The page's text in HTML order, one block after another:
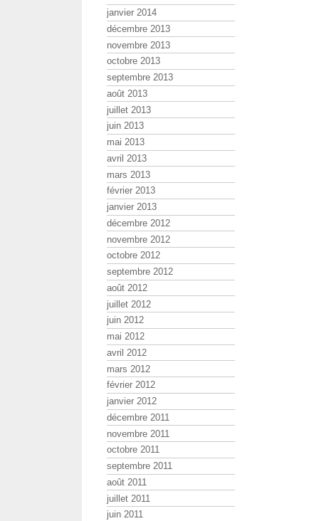
janvier 2014
décembre 2013
novembre 2013
octobre 2013
septembre 2013
août 2013
juillet 2013
juin 2013
mai 2013
avril 2013
mars 2013
février 2013
janvier 2013
décembre 2012
novembre 2012
octobre 2012
septembre 2012
août 2012
juillet 2012
juin 2012
mai 2012
avril 2012
mars 2012
février 2012
janvier 2012
décembre 2011
novembre 2011
octobre 2011
septembre 2011
août 2011
juillet 2011
juin 2011